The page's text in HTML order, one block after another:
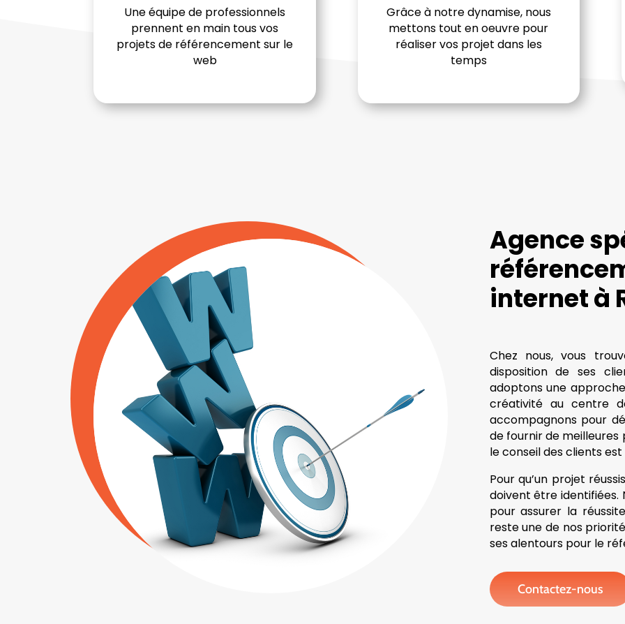
Une équipe de professionnels
prennent en main tous vos
projets de référencement sur le
web
Grâce à notre dynamise, nous
mettons tout en oeuvre pour
réaliser vos projet dans les
temps
Agence
internet à
Chez nous, vous
disposition de ses
adoptons une
créativité au centre
accompagnons pour
de fournir de meilleures
le conseil des clients
Pour qu’un projet
doivent être
pour assurer la
reste une de nos
ses alentours pour le
Contactez-nous